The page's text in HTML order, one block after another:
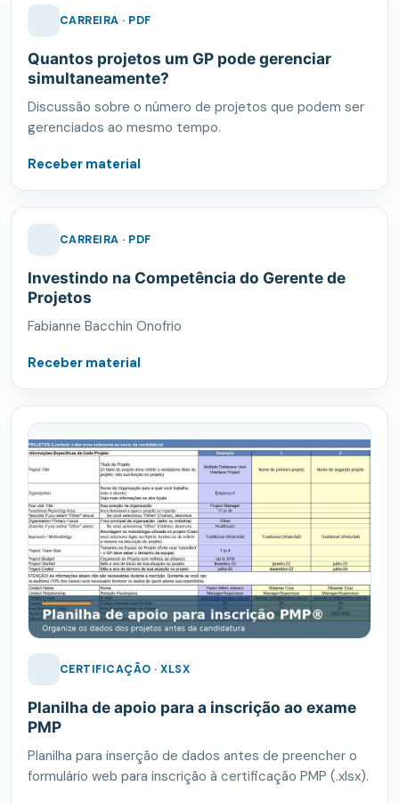
CARREIRA · PDF
Quantos projetos um GP pode gerenciar
simultaneamente?
Discussão sobre o número de projetos que podem ser
gerenciados ao mesmo tempo.
Receber material
CARREIRA · PDF
Investindo na Competência do Gerente de
Projetos
Fabianne Bacchin Onofrio
Receber material
CERTIFICAÇÃO · XLSX
Planilha de apoio para a inscrição ao exame
PMP
Planilha para inserção de dados antes de preencher o
formulário web para inscrição à certificação PMP (.xlsx).